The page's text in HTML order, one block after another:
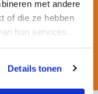
met andere
of die ze hebben
hun services.
Details tonen
Een korte vraag